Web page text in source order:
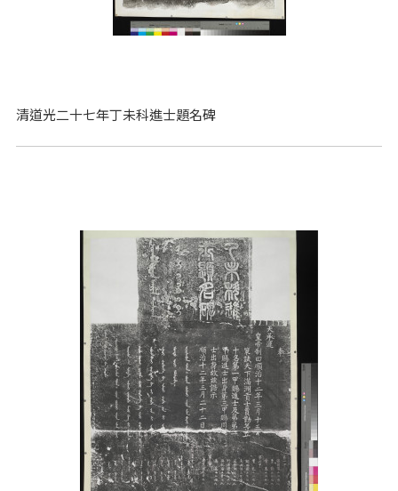
清道光二十七年丁未科進士題名碑